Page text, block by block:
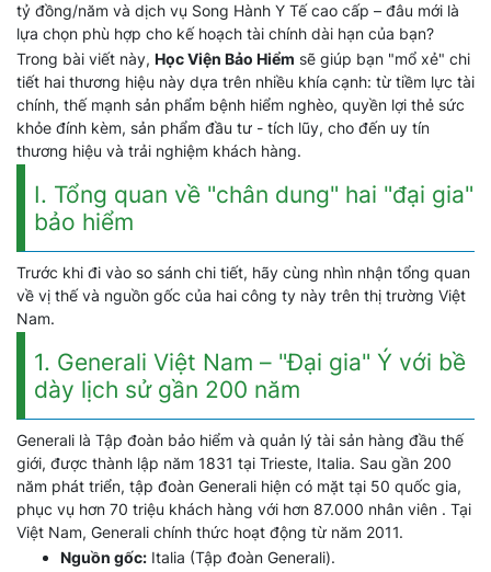
tỷ đồng/năm và dịch vụ Song Hành Y Tế cao cấp – đâu mới là
lựa chọn phù hợp cho kế hoạch tài chính dài hạn của bạn?
Trong bài viết này, Học Viện Bảo Hiểm sẽ giúp bạn "mổ xẻ" chi
tiết hai thương hiệu này dựa trên nhiều khía cạnh: từ tiềm lực tài
chính, thế mạnh sản phẩm bệnh hiểm nghèo, quyền lợi thẻ sức
khỏe đính kèm, sản phẩm đầu tư - tích lũy, cho đến uy tín
thương hiệu và trải nghiệm khách hàng.
I. Tổng quan về "chân dung" hai "đại gia"
bảo hiểm
Trước khi đi vào so sánh chi tiết, hãy cùng nhìn nhận tổng quan
về vị thế và nguồn gốc của hai công ty này trên thị trường Việt
Nam.
1. Generali Việt Nam – "Đại gia" Ý với bề
dày lịch sử gần 200 năm
Generali là Tập đoàn bảo hiểm và quản lý tài sản hàng đầu thế
giới, được thành lập năm 1831 tại Trieste, Italia. Sau gần 200
năm phát triển, tập đoàn Generali hiện có mặt tại 50 quốc gia,
phục vụ hơn 70 triệu khách hàng với hơn 87.000 nhân viên . Tại
Việt Nam, Generali chính thức hoạt động từ năm 2011.
Nguồn gốc: Italia (Tập đoàn Generali).